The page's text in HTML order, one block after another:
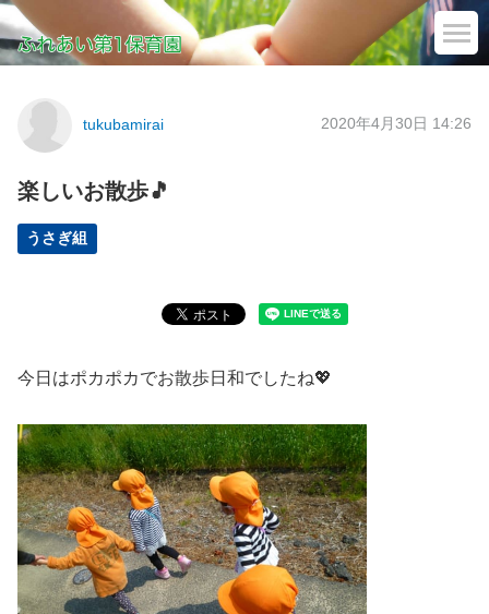
tukubamirai 2020年4月30日 14:26
楽しいお散歩🎵
うさぎ組
今日はポカポカでお散歩日和でしたね💖